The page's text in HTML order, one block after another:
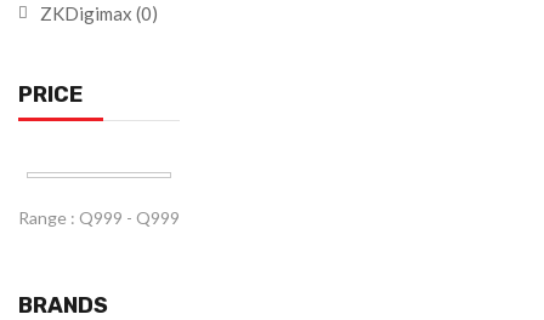
ZKDigimax (0)
PRICE
Range : Q999 - Q999
BRANDS